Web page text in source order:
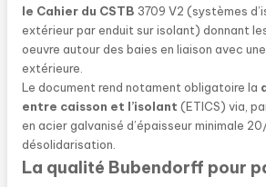
le Cahier du CSTB 3709 V2 (systèmes
extérieur par enduit sur isolant) donnant
oeuvre autour des baies en liaison avec
extérieure.
Le document rend notament obligatoire la
entre caisson et l’isolant (ETICS) via,
en acier galvanisé d’épaisseur minimale
désolidarisation.
La qualité Bubendorff pour